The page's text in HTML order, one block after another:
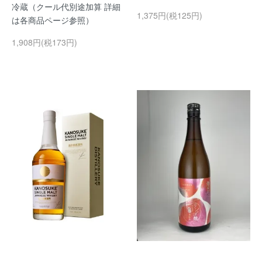
冷蔵（クール代別途加算 詳細
は各商品ページ参照）
1,908円(税173円)
1,375円(税125円)